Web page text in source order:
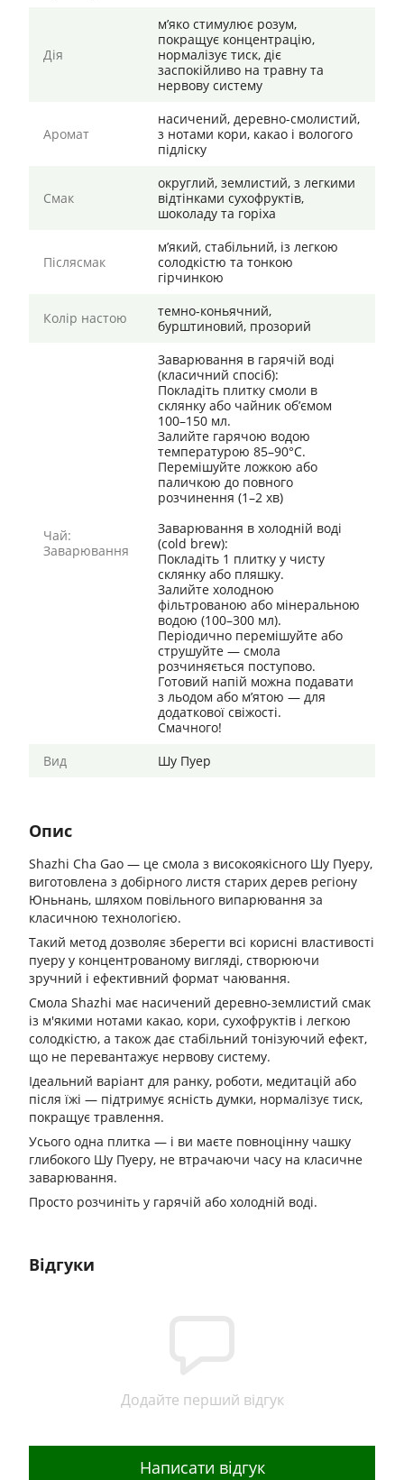
Дія
м’яко стимулює розум,
покращує концентрацію,
нормалізує тиск, діє
заспокійливо на травну та
нервову систему
Аромат
насичений, деревно-смолистий,
з нотами кори, какао і вологого
підліску
Смак
округлий, землистий, з легкими
відтінками сухофруктів,
шоколаду та горіха
Післясмак
м’який, стабільний, із легкою
солодкістю та тонкою
гірчинкою
Колір настою
темно-коньячний,
бурштиновий, прозорий
Чай:
Заварювання
Заварювання в гарячій воді
(класичний спосіб):
Покладіть плитку смоли в
склянку або чайник об’ємом
100–150 мл.
Залийте гарячою водою
температурою 85–90°C.
Перемішуйте ложкою або
паличкою до повного
розчинення (1–2 хв)
Заварювання в холодній воді
(cold brew):
Покладіть 1 плитку у чисту
склянку або пляшку.
Залийте холодною
фільтрованою або мінеральною
водою (100–300 мл).
Періодично перемішуйте або
струшуйте — смола
розчиняється поступово.
Готовий напій можна подавати
з льодом або м’ятою — для
додаткової свіжості.
Смачного!
Вид
Шу Пуер
Опис
Shazhi Cha Gao — це смола з високоякісного Шу Пуеру,
виготовлена з добірного листя старих дерев регіону
Юньнань, шляхом повільного випарювання за
класичною технологією.
Такий метод дозволяє зберегти всі корисні властивості
пуеру у концентрованому вигляді, створюючи
зручний і ефективний формат чаювання.
Смола Shazhi має насичений деревно-землистий смак
із м'якими нотами какао, кори, сухофруктів і легкою
солодкістю, а також дає стабільний тонізуючий ефект,
що не перевантажує нервову систему.
Ідеальний варіант для ранку, роботи, медитацій або
після їжі — підтримує ясність думки, нормалізує тиск,
покращує травлення.
Усього одна плитка — і ви маєте повноцінну чашку
глибокого Шу Пуеру, не втрачаючи часу на класичне
заварювання.
Просто розчиніть у гарячій або холодній воді.
Відгуки
Додайте перший відгук
Написати відгук